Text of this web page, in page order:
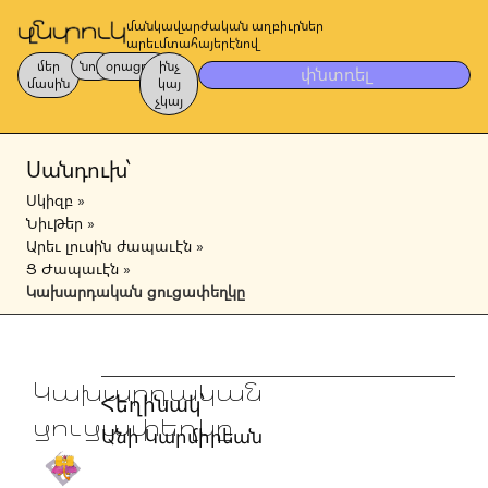
մանկավարժական աղբիւրներ
արեւմտահայերէնով
մեր
մասին
նոր օրացոյց
ինչ
կայ
չկայ
փնտռել
Սանդուխ՝
Սկիզբ »
Նիւթեր »
Արեւ լուսին ժապաւէն »
Ց Ժապաւէն »
Կախարդական ցուցափեղկը
Կախարդական
ցուցափեղկը
Հեղինակ՝
Անի Կարմիրեան